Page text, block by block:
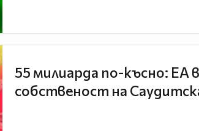
55 милиарда по-късно: EA
собственост на